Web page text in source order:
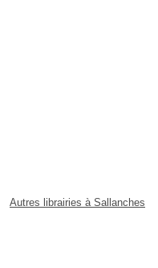
Autres librairies à Sallanches